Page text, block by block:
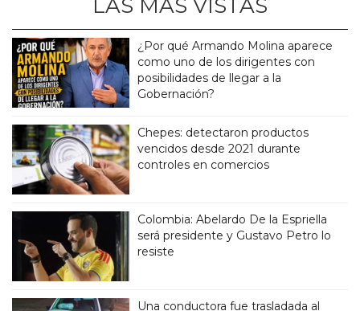
LAS MÁS VISTAS
¿Por qué Armando Molina aparece
como uno de los dirigentes con
posibilidades de llegar a la
Gobernación?
Chepes: detectaron productos
vencidos desde 2021 durante
controles en comercios
Colombia: Abelardo De la Espriella
será presidente y Gustavo Petro lo
resiste
Una conductora fue trasladada al